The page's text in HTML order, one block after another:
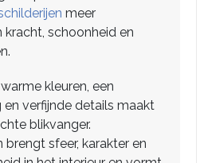
meer
kracht, schoonheid en
kleuren, een
verfijnde details maakt
blikvanger.
brengt sfeer, karakter en